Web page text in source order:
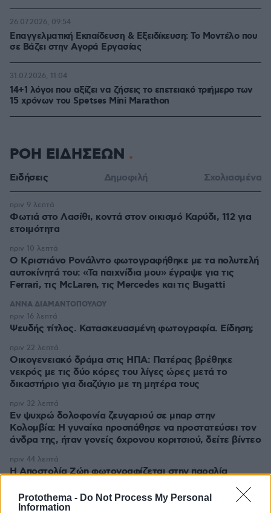
Protothema - Do Not Process My Personal
Information
Επαγγελματική Εκπαίδευση & Εξειδίκευση: Το Mοντέλο που
σε Bάζει στην Aγορά Eργασίας
26.07.2026, 09:54
14+1 λόγοι που αξίζει να ζήσεις το επετειακό τριήμερο των
15 χρόνων του Spetses Mini Marathon
31.07.2026, 11:04
ΡΟΗ ΕΙΔΗΣΕΩΝ
Ειδήσεις Δημοφιλή Σχολιασμένα
Φωτιά στο Λασίθι, κοντά στον οικισμό Καρύδι, 112 για
ετοιμότητα
πριν 9 λεπτά
Ο Κριστιάνο Ρονάλντο φωτογραφήθηκε με τα πολυτελή
αυτοκίνητά του: «Τα παιχνίδια μου» έγραψε για τις
Ferrari, τις McLaren, τις Mercedes και τις Bugatti
πριν 10 λεπτά
ΑΝΝΑ ΔΙΑΜΑΝΤΟΠΟΥΛΟΥ
Ψευδής τίτλος. Κατασκευασμένη φωτογραφία. Είδηση;
πριν 16 λεπτά
Οικογενειακό δράμα στις ΗΠΑ: Πατέρας βρέθηκε
νεκρός με τις δύο κόρες του λίγες ώρες μετά το
δικαστήριο για διαζύγιο με τη μητέρα τους
πριν 22 λεπτά
Εν ψυχρώ δολοφονία ζευγαριού σε μπαρ στην
Κολομβία: Η γυναίκα προσπάθησε να προστατεύσει τον
άνδρα της, ήταν γονείς 6χρονου κοριτσιού, δείτε βίντεο
πριν 32 λεπτά
H Αποστολία Ζώη φωτογραφίζεται στην παραλία
πριν 44 λεπτά
πριν μία ώρα